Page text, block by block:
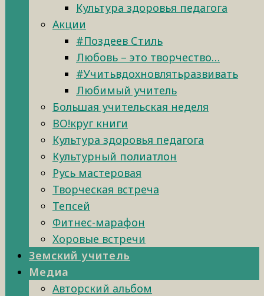
Культура здоровья педагога
Акции
#Поздеев Стиль
Любовь – это творчество…
#Учитьвдохновлятьразвивать
Любимый учитель
Большая учительская неделя
ВО!круг книги
Культура здоровья педагога
Культурный полиатлон
Русь мастеровая
Творческая встреча
Тепсей
Фитнес-марафон
Хоровые встречи
Земский учитель
Медиа
Авторский альбом